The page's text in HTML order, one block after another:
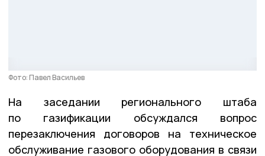
Фото: Павел Васильев
На заседании регионального штаба
по газификации обсуждался вопрос
перезаключения договоров на техническое
обслуживание газового оборудования в связи